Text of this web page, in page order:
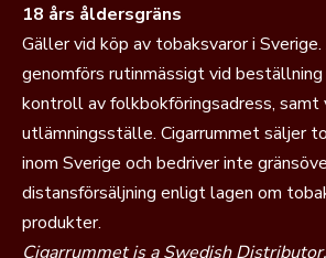
18 års åldersgräns
Gäller vid köp av tobaksvaror i
genomförs rutinmässigt vid beställning
kontroll av folkbokföringsadress, samt
utlämningsställe. Cigarrummet säljer
inom Sverige och bedriver inte
distansförsäljning enligt lagen om
produkter.
Cigarrummet is a Swedish